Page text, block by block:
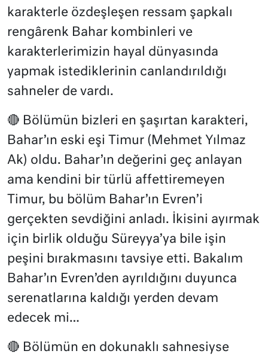
karakterle özdeşleşen ressam şapkalı
rengârenk Bahar kombinleri ve
karakterlerimizin hayal dünyasında
yapmak istediklerinin canlandırıldığı
sahneler de vardı.
🔴 Bölümün bizleri en şaşırtan karakteri,
Bahar’ın eski eşi Timur (Mehmet Yılmaz
Ak) oldu. Bahar’ın değerini geç anlayan
ama kendini bir türlü affettiremeyen
Timur, bu bölüm Bahar’ın Evren’i
gerçekten sevdiğini anladı. İkisini ayırmak
için birlik olduğu Süreyya’ya bile işin
peşini bırakmasını tavsiye etti. Bakalım
Bahar’ın Evren’den ayrıldığını duyunca
serenatlarına kaldığı yerden devam
edecek mi…
🔴 Bölümün en dokunaklı sahnesiyse